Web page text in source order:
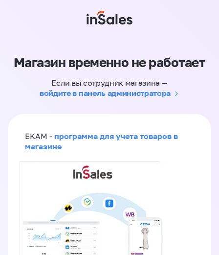
Магазин временно не работает
Если вы сотрудник магазина —
войдите в панель администратора
ЕКАМ - программа для учета товаров в
магазине